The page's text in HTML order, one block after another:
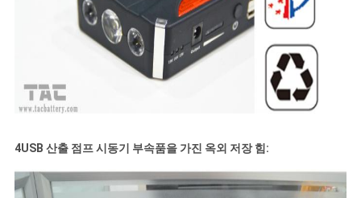
4USB 산출 점프 시동기 부속품을 가진 옥외 저장 힘: